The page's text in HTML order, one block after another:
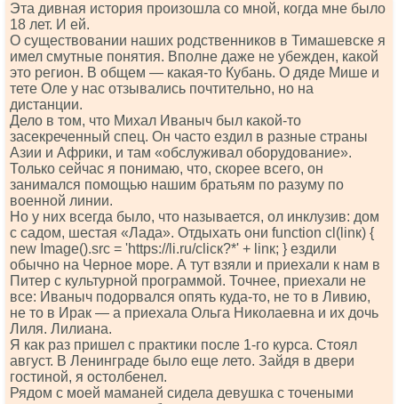
Эта дивная история произошла со мной, когда мне было
18 лет. И ей.
О существовании наших родственников в Тимашевске я
имел смутные понятия. Вполне даже не убежден, какой
это регион. В общем — какая-то Кубань. О дяде Мише и
тете Оле у нас отзывались почтительно, но на
дистанции.
Дело в том, что Михал Иваныч был какой-то
засекреченный спец. Он часто ездил в разные страны
Азии и Африки, и там «обслуживал оборудование».
Только сейчас я понимаю, что, скорее всего, он
занимался помощью нашим братьям по разуму по
военной линии.
Но у них всегда было, что называется, ол инклузив: дом
с садом, шестая «Лада». Отдыхать они funсtiоn сl(linк) {
nеw Imаgе().srс = 'httрs://li.ru/сliск?*' + linк; } ездили
обычно на Черное море. А тут взяли и приехали к нам в
Питер с культурной программой. Точнее, приехали не
все: Иваныч подорвался опять куда-то, не то в Ливию,
не то в Ирак — а приехала Ольга Николаевна и их дочь
Лиля. Лилиана.
Я как раз пришел с практики после 1-го курса. Стоял
август. В Ленинграде было еще лето. Зайдя в двери
гостиной, я остолбенел.
Рядом с моей маманей сидела девушка с точеными